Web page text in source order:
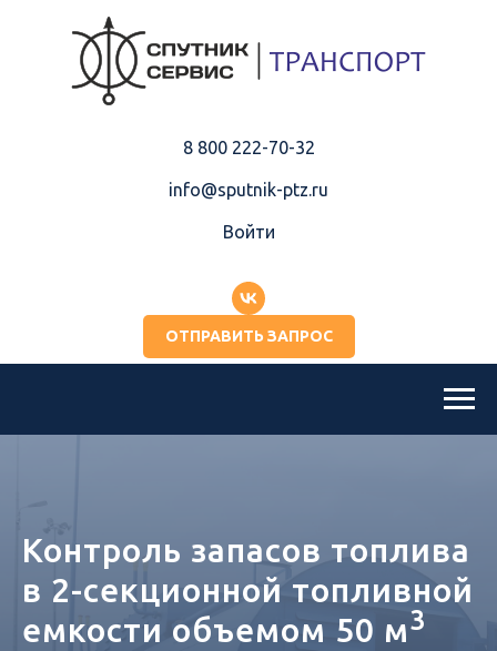
8 800 222-70-32
info@sputnik-ptz.ru
Войти
ОТПРАВИТЬ ЗАПРОС
Контроль запасов топлива
в 2-секционной топливной
емкости объемом 50 м3